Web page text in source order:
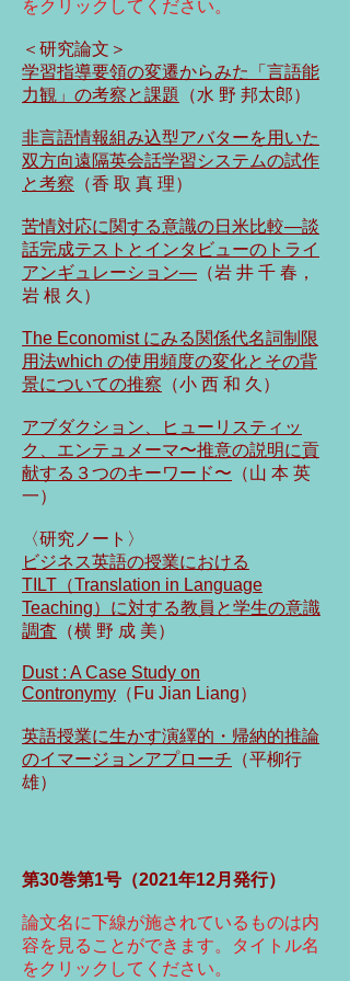
をクリックしてください。
＜研究論文＞
学習指導要領の変遷からみた「言語能
力観」の考察と課題
（水 野 邦太郎）
非言語情報組み込型アバターを用いた
双方向遠隔英会話学習システムの試作
と考察 （香 取 真 理）
苦情対応に関する意識の日米比較―談
話完成テストとインタビューのトライ
アンギュレーション― （岩 井 千 春，
岩 根 久）
The Economist にみる関係代名詞制限
用法which の使用頻度の変化とその背
景についての推察 （小 西 和 久）
アブダクション、ヒューリスティッ
ク、エンテュメーマ〜推意の説明に貢
献する３つのキーワード〜 （山 本 英
一）
〈研究ノート〉
ビジネス英語の授業における
TILT（Translation in Language
Teaching）に対する教員と学生の意識
調査 （横 野 成 美）
Dust : A Case Study on
Contronymy （Fu Jian Liang）
​英語授業に生かす演繹的・帰納的推論
のイマージョンアプローチ （平柳行
雄）
第30巻第1号（2021年12月発行）
論文名に下線が施されているものは内
容を見ることができます。タイトル名
をクリックしてください。